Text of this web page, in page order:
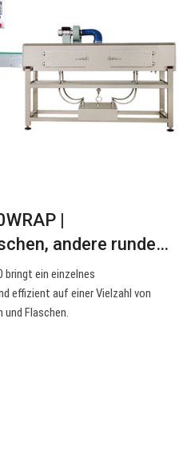
|
andere runde…
bringt ein einzelnes
effizient auf einer Vielzahl von
und Flaschen.